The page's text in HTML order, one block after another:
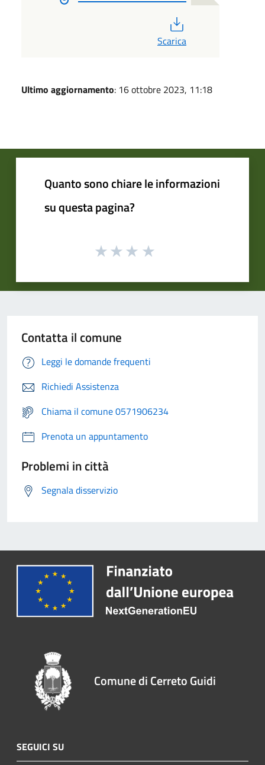
Scarica
Ultimo aggiornamento: 16 ottobre 2023, 11:18
Quanto sono chiare le informazioni
su questa pagina?
Contatta il comune
Leggi le domande frequenti
Richiedi Assistenza
Chiama il comune 0571906234
Prenota un appuntamento
Problemi in città
Segnala disservizio
Comune di Cerreto Guidi
SEGUICI SU